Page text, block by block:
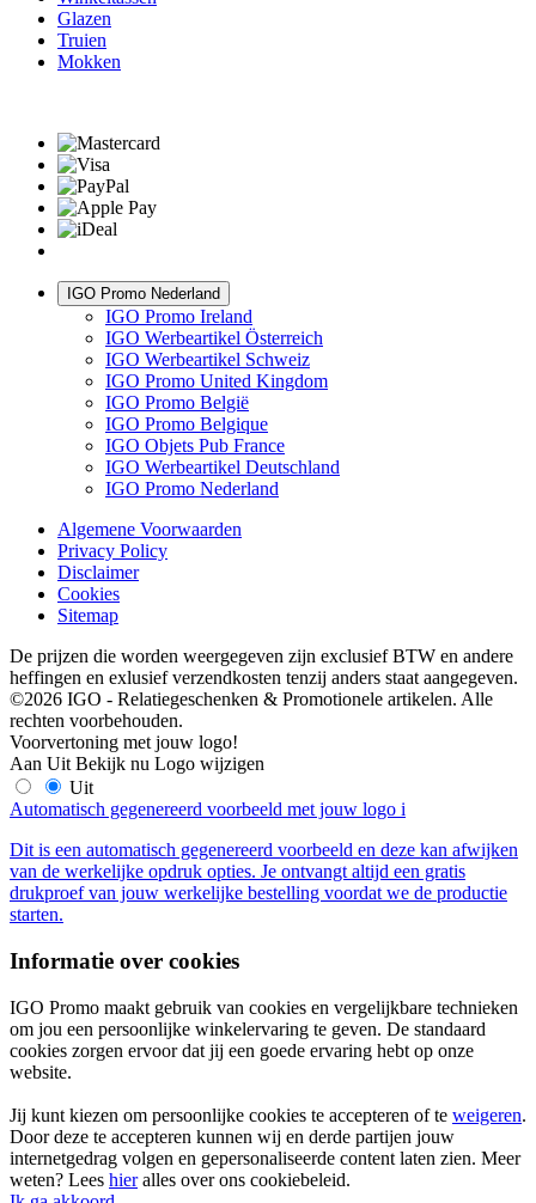
Glazen
Truien
Mokken
IGO Promo Nederland
IGO Promo Ireland
IGO Werbeartikel Österreich
IGO Werbeartikel Schweiz
IGO Promo United Kingdom
IGO Promo België
IGO Promo Belgique
IGO Objets Pub France
IGO Werbeartikel Deutschland
IGO Promo Nederland
Algemene Voorwaarden
Privacy Policy
Disclaimer
Cookies
Sitemap
De prijzen die worden weergegeven zijn exclusief BTW en andere
heffingen en exlusief verzendkosten tenzij anders staat aangegeven.
©2026 IGO - Relatiegeschenken & Promotionele artikelen. Alle
rechten voorbehouden.
Voorvertoning met jouw logo!
Aan Uit Bekijk nu Logo wijzigen
Uit
Automatisch gegenereerd voorbeeld met jouw logo i
Dit is een automatisch gegenereerd voorbeeld en deze kan afwijken
van de werkelijke opdruk opties. Je ontvangt altijd een gratis
drukproef van jouw werkelijke bestelling voordat we de productie
starten.
Informatie over cookies
IGO Promo maakt gebruik van cookies en vergelijkbare technieken
om jou een persoonlijke winkelervaring te geven. De standaard
cookies zorgen ervoor dat jij een goede ervaring hebt op onze
website.
Jij kunt kiezen om persoonlijke cookies te accepteren of te weigeren.
Door deze te accepteren kunnen wij en derde partijen jouw
internetgedrag volgen en gepersonaliseerde content laten zien. Meer
weten? Lees hieralles over ons cookiebeleid.